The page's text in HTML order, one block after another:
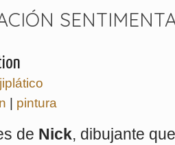
pintura
de Nick, dibujante